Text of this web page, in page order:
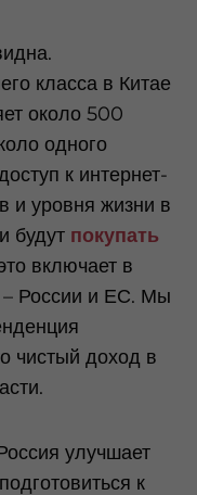
класса в Китае
около 500
одного
к интернет-
и уровня жизни в
будут покупать
включает в
– России и ЕС. Мы
чистый доход в
улучшает
к